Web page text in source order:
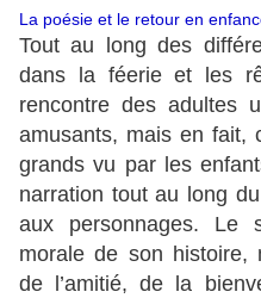
La poésie et le retour en
Tout au long des
dans la féerie et les
rencontre des adultes
amusants, mais en fait,
grands vu par les
narration tout au long
aux personnages. Le
morale de son histoire,
de l’amitié, de la